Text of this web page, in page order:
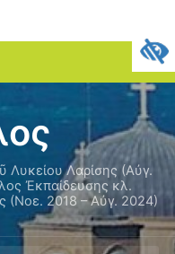
Λυκείου Λαρίσης (Αὐγ.
Ἐκπαίδευσης κλ.
(Νοε. 2018 – Αὐγ. 2024)